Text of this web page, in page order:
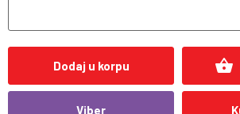
Dodaj u korpu shopping_basket
Viber